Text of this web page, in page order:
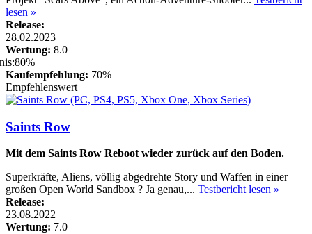
lesen »
Release:
28.02.2023
Wertung: 8.0
Kaufempfehlung: 70%
Empfehlenswert
Saints Row
Mit dem Saints Row Reboot wieder zurück auf den Boden.
Superkräfte, Aliens, völlig abgedrehte Story und Waffen in einer
großen Open World Sandbox ? Ja genau,... Testbericht lesen »
Release:
23.08.2022
Wertung: 7.0